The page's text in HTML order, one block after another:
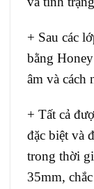
+ Sau các
bằng
âm và cách
+ Tất cả
đặc biệt và
trong thời
35mm,